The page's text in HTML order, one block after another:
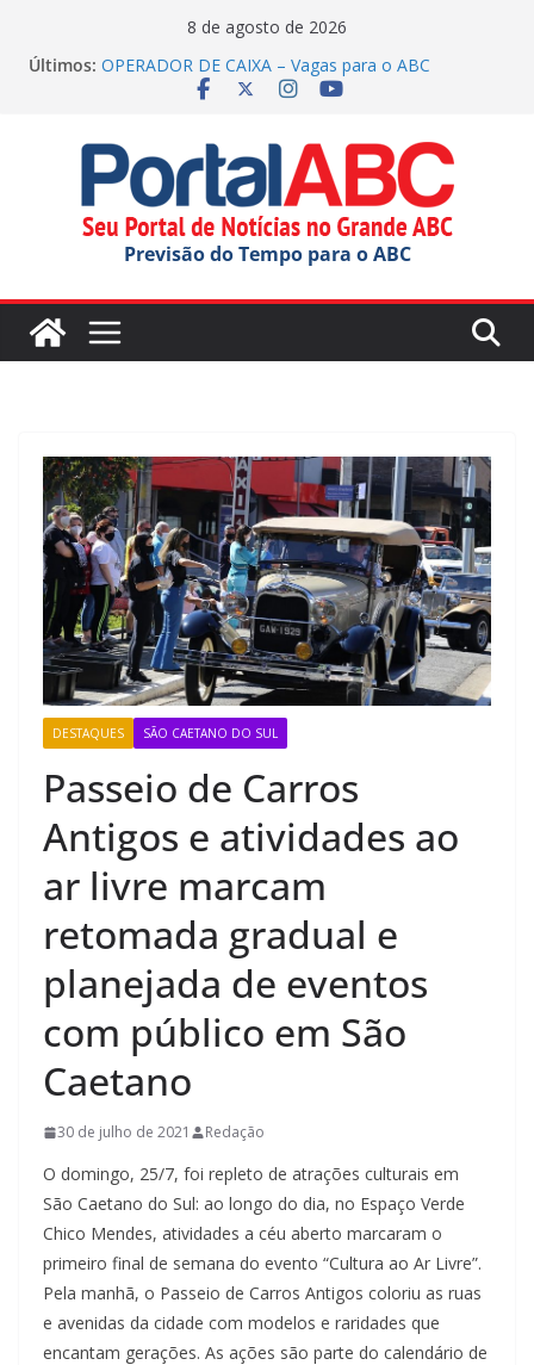
8 de agosto de 2026
Últimos: OPERADOR DE CAIXA – Vagas para o ABC
(inscrições até 26/08/2026)
Casa do Artesão de SCS celebra 25 anos
Complexo Hospitalar de São Caetano inicia
implantação do ‘Notifica FUABC’
Festival ‘Sabores da Gente’ inicia em São Bernardo
Previsão do Tempo para o ABC
DESTAQUES SÃO CAETANO DO SUL
Passeio de Carros
Antigos e atividades ao
ar livre marcam
retomada gradual e
planejada de eventos
com público em São
Caetano
30 de julho de 2021 Redação
O domingo, 25/7, foi repleto de atrações culturais em
São Caetano do Sul: ao longo do dia, no Espaço Verde
Chico Mendes, atividades a céu aberto marcaram o
primeiro final de semana do evento “Cultura ao Ar Livre”.
Pela manhã, o Passeio de Carros Antigos coloriu as ruas
e avenidas da cidade com modelos e raridades que
encantam gerações. As ações são parte do calendário de